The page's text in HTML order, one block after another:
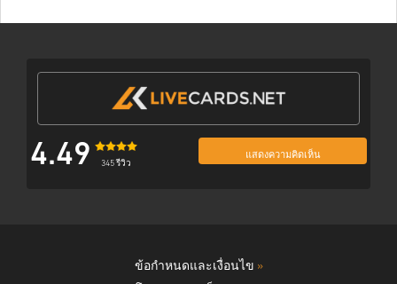
4.49 345 รีวิว
แสดงความคิดเห็น
ข้อกำหนดและเงื่อนไข »